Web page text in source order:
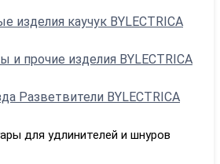
изделия каучук BYLECTRICA
и прочие изделия BYLECTRICA
Разветвители BYLECTRICA
для удлинителей и шнуров